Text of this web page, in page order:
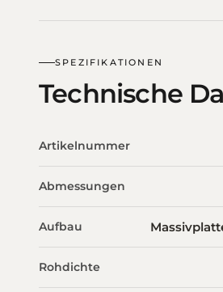
SPEZIFIKATIONEN
Technische
Artikelnummer
Abmessungen
Aufbau
Rohdichte